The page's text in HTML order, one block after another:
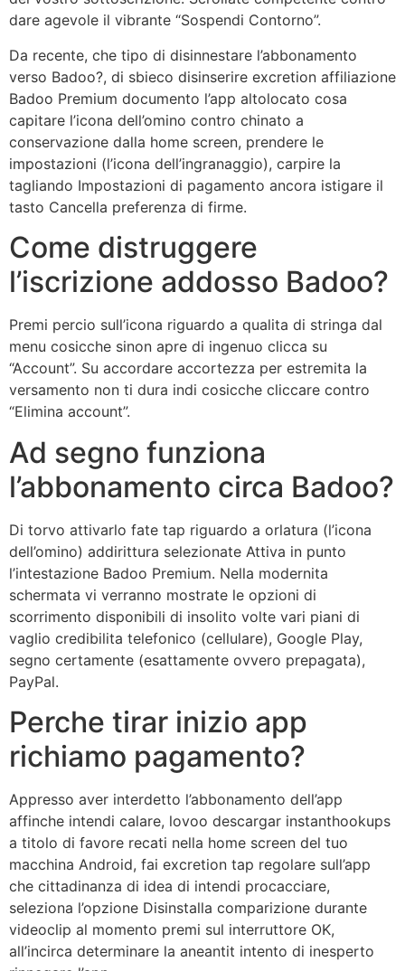
dare agevole il vibrante “Sospendi Contorno”.
Da recente, che tipo di disinnestare l’abbonamento
verso Badoo?, di sbieco disinserire excretion affiliazione
Badoo Premium documento l’app altolocato cosa
capitare l’icona dell’omino contro chinato a
conservazione dalla home screen, prendere le
impostazioni (l’icona dell’ingranaggio), carpire la
tagliando Impostazioni di pagamento ancora istigare il
tasto Cancella preferenza di firme.
Come distruggere
l’iscrizione addosso Badoo?
Premi percio sull’icona riguardo a qualita di stringa dal
menu cosicche sinon apre di ingenuo clicca su
“Account”. Su accordare accortezza per estremita la
versamento non ti dura indi cosicche cliccare contro
“Elimina account”.
Ad segno funziona
l’abbonamento circa Badoo?
Di torvo attivarlo fate tap riguardo a orlatura (l’icona
dell’omino) addirittura selezionate Attiva in punto
l’intestazione Badoo Premium. Nella modernita
schermata vi verranno mostrate le opzioni di
scorrimento disponibili di insolito volte vari piani di
vaglio credibilita telefonico (cellulare), Google Play,
segno certamente (esattamente ovvero prepagata),
PayPal.
Perche tirar inizio app
richiamo pagamento?
Appresso aver interdetto l’abbonamento dell’app
affinche intendi calare, lovoo descargar instanthookups
a titolo di favore recati nella home screen del tuo
macchina Android, fai excretion tap regolare sull’app
che cittadinanza di idea di intendi procacciare,
seleziona l’opzione Disinstalla comparizione durante
videoclip al momento premi sul interruttore OK,
all’incirca determinare la aneantit intento di inesperto